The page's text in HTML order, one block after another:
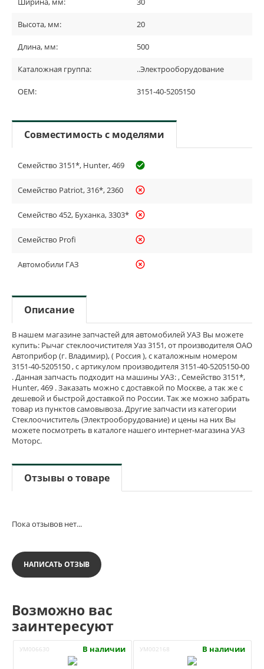
Высота, мм: 20
Длина, мм: 500
Каталожная группа: ..Электрооборудование
OEM: 3151-40-5205150
Совместимость с моделями
Семейство 3151*, Hunter, 469 check_circle_outline
Семейство Patriot, 316*, 2360 highlight_off
Семейство 452, Буханка, 3303* highlight_off
Семейство Profi highlight_off
Автомобили ГАЗ highlight_off
Описание
В нашем магазине запчастей для автомобилей УАЗ Вы можете
купить: Рычаг стеклоочистителя Уаз 3151, от производителя ОАО
Автоприбор (г. Владимир), ( Россия ), с каталожным номером
3151-40-5205150 , с артикулом производителя 3151-40-5205150-00
. Данная запчасть подходит на машины УАЗ: , Семейство 3151*,
Hunter, 469 . Заказать можно с доставкой по Москве, а так же с
дешевой и быстрой доставкой по России. Так же можно забрать
товар из пунктов самовывоза. Другие запчасти из категории
Стеклоочиститель (Электрооборудование) и цены на них Вы
можете посмотреть в каталоге нашего интернет-магазина УАЗ
Моторс.
Отзывы о товаре
Пока отзывов нет...
НАПИСАТЬ ОТЗЫВ
Возможно вас
заинтересуют
УМ006630 В наличии УМ002168 В наличии